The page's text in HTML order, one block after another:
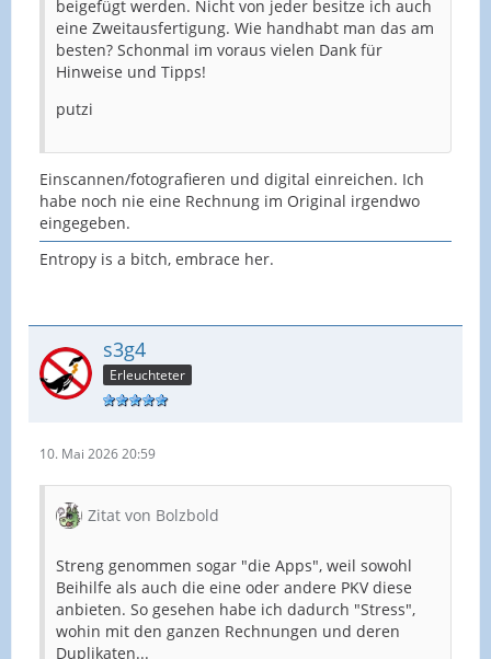
beigefügt werden. Nicht von jeder besitze ich auch
eine Zweitausfertigung. Wie handhabt man das am
besten? Schonmal im voraus vielen Dank für
Hinweise und Tipps!
putzi
Einscannen/fotografieren und digital einreichen. Ich
habe noch nie eine Rechnung im Original irgendwo
eingegeben.
Entropy is a bitch, embrace her.
s3g4
Erleuchteter
10. Mai 2026 20:59
Zitat von Bolzbold
Streng genommen sogar "die Apps", weil sowohl
Beihilfe als auch die eine oder andere PKV diese
anbieten. So gesehen habe ich dadurch "Stress",
wohin mit den ganzen Rechnungen und deren
Duplikaten...